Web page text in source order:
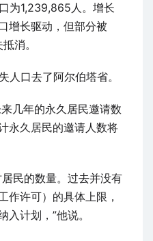
为1,239,865人。增长
增长驱动，但部分被
消。
人口去了阿尔伯塔省。
几年的永久居民邀请数
永久居民的邀请人数将
民的数量。过去并没有
作许可）的具体上限，
计划，”他说。